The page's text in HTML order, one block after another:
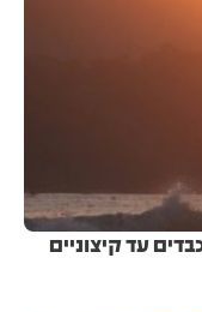
עד קיצוניים